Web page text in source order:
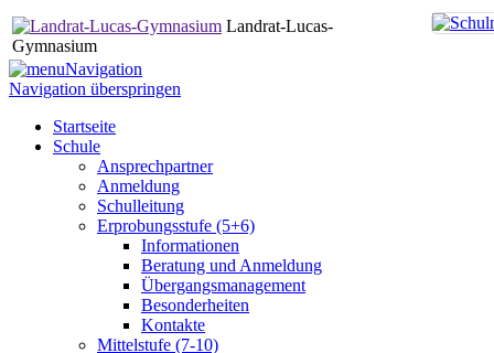
Landrat-Lucas-
Gymnasium
Navigation
Navigation überspringen
Startseite
Schule
Ansprechpartner
Anmeldung
Schulleitung
Erprobungsstufe (5+6)
Informationen
Beratung und Anmeldung
Übergangsmanagement
Besonderheiten
Kontakte
Mittelstufe (7-10)